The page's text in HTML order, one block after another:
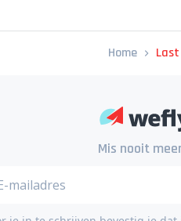
Home
Mis nooit